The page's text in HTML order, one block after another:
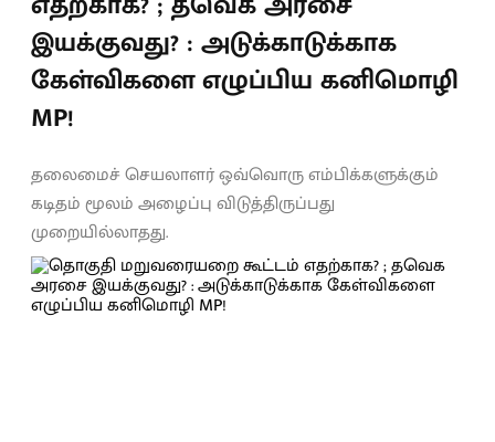
இயக்குவது? : அடுக்காடுக்காக
கேள்விகளை எழுப்பிய கனிமொழி
MP!
தலைமைச் செயலாளர் ஒவ்வொரு எம்பிக்களுக்கும்
கடிதம் மூலம் அழைப்பு விடுத்திருப்பது
முறையில்லாதது.